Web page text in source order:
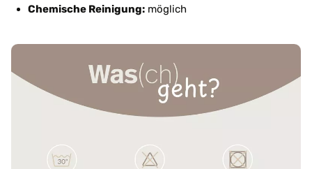
Chemische Reinigung: möglich